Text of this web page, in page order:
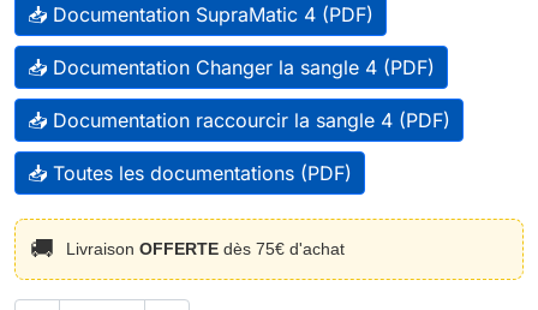
📥 Documentation SupraMatic 4 (PDF)
📥 Documentation Changer la sangle 4 (PDF)
📥 Documentation raccourcir la sangle 4 (PDF)
📥 Toutes les documentations (PDF)
🚚 Livraison OFFERTE dès 75€ d'achat